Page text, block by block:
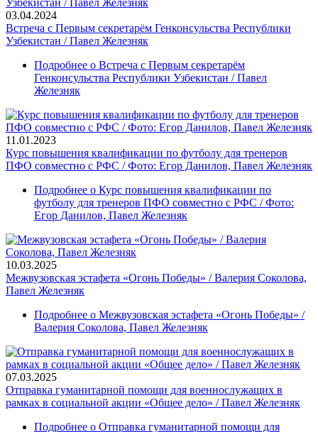
03.04.2024
Встреча с Первым секретарём Генконсульства Республики
Узбекистан / Павел Железняк
Подробнее о Встреча с Первым секретарём
Генконсульства Республики Узбекистан / Павел
Железняк
11.01.2023
Курс повышения квалификации по футболу для тренеров
ПФО совместно с РФС / Фото: Егор Данилов, Павел Железняк
Подробнее о Курс повышения квалификации по
футболу для тренеров ПФО совместно с РФС / Фото:
Егор Данилов, Павел Железняк
10.03.2025
Межвузовская эстафета «Огонь Победы» / Валерия Соколова,
Павел Железняк
Подробнее о Межвузовская эстафета «Огонь Победы» /
Валерия Соколова, Павел Железняк
07.03.2025
Отправка гуманитарной помощи для военнослужащих в
рамках в социальной акции «Общее дело» / Павел Железняк
Подробнее о Отправка гуманитарной помощи для